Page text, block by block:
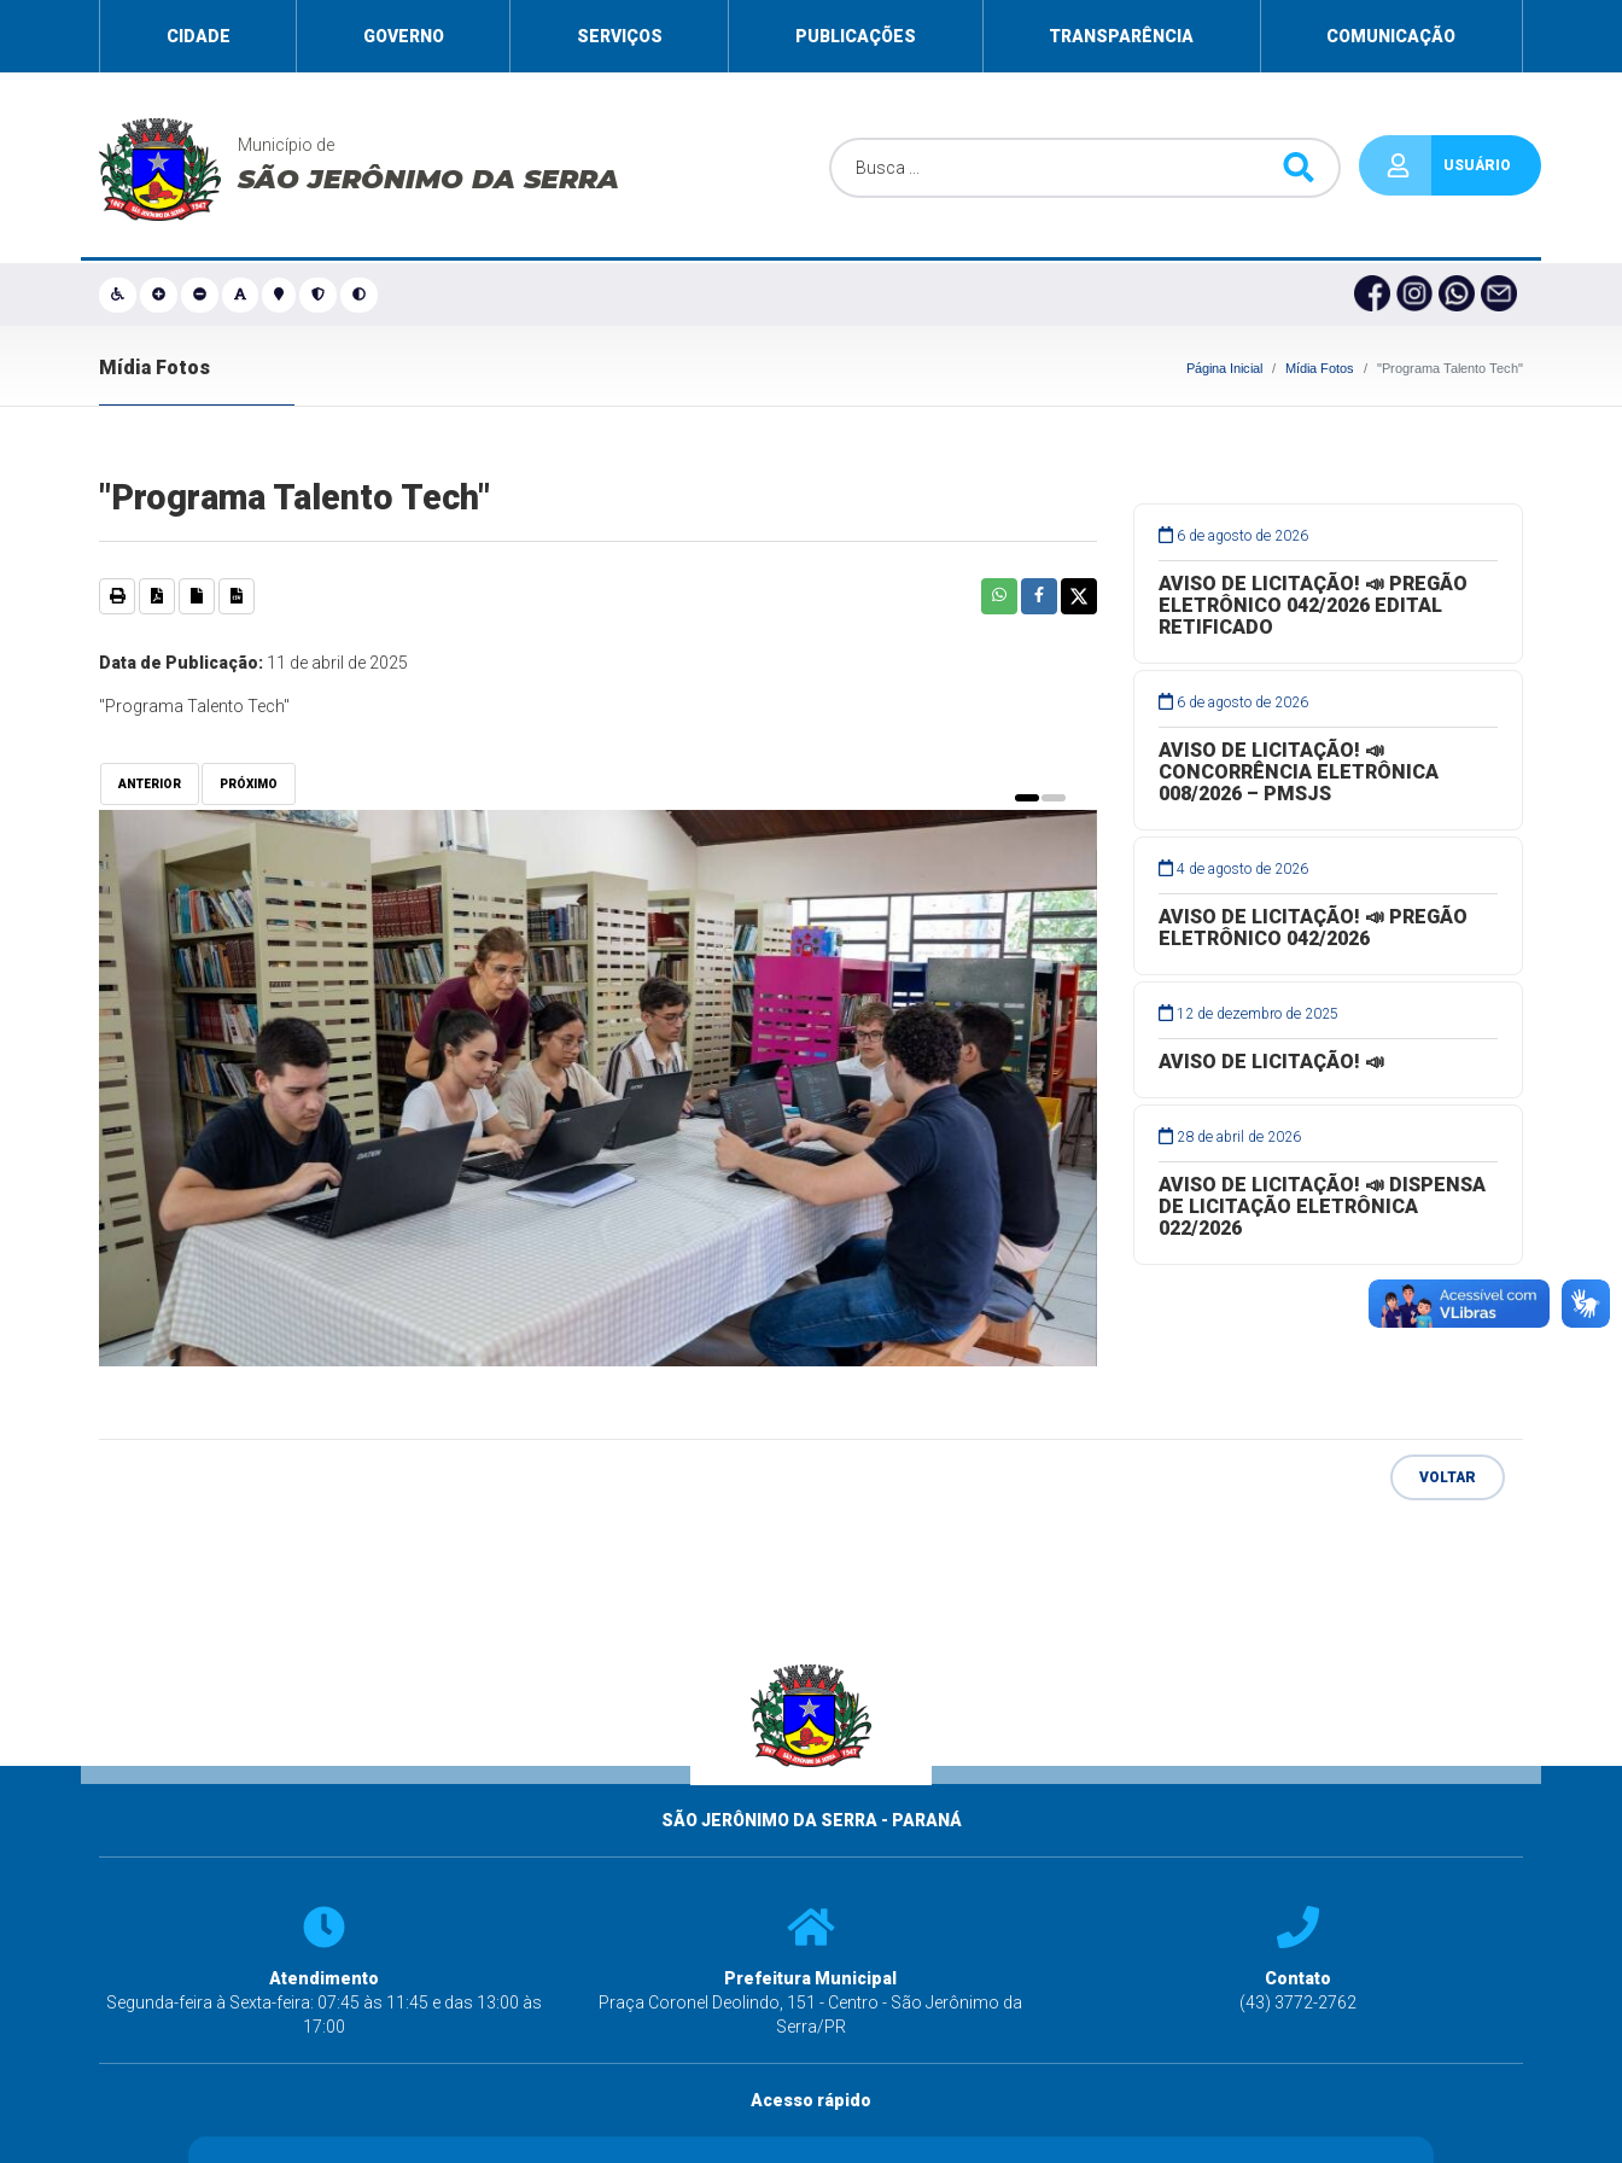
CIDADE GOVERNO SERVIÇOS PUBLICAÇÕES TRANSPARÊNCIA COMUNICAÇÃO
Município de
SÃO JERÔNIMO DA SERRA USUÁRIO
Mídia Fotos Página Inicial Mídia Fotos "Programa Talento Tech"
"Programa Talento Tech"
Data de Publicação: 11 de abril de 2025
"Programa Talento Tech"
ANTERIOR PRÓXIMO
6 de agosto de 2026
AVISO DE LICITAÇÃO! 📣 PREGÃO
ELETRÔNICO 042/2026 EDITAL
RETIFICADO
6 de agosto de 2026
AVISO DE LICITAÇÃO! 📣
CONCORRÊNCIA ELETRÔNICA
008/2026 – PMSJS
4 de agosto de 2026
AVISO DE LICITAÇÃO! 📣 PREGÃO
ELETRÔNICO 042/2026
12 de dezembro de 2025
AVISO DE LICITAÇÃO! 📣
28 de abril de 2026
AVISO DE LICITAÇÃO! 📣 DISPENSA
DE LICITAÇÃO ELETRÔNICA
022/2026
VOLTAR
SÃO JERÔNIMO DA SERRA - PARANÁ
Atendimento
Segunda-feira à Sexta-feira: 07:45 às 11:45 e das 13:00 às
17:00
Prefeitura Municipal
Praça Coronel Deolindo, 151 - Centro - São Jerônimo da
Serra/PR
Contato
(43) 3772-2762
Acesso rápido